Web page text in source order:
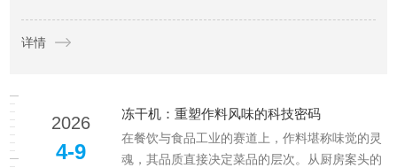
味，又能实现超长保质期，成为守护宠物零食新鲜度的关键工
具。然而，冻干零食的长效保存并非简单脱水即可，从生产到
详情
2026
4-9
冻干机：重塑作料风味的科技密码
在餐饮与食品工业的赛道上，作料堪称味觉的灵
魂，其品质直接决定菜品的层次。从厨房案头的